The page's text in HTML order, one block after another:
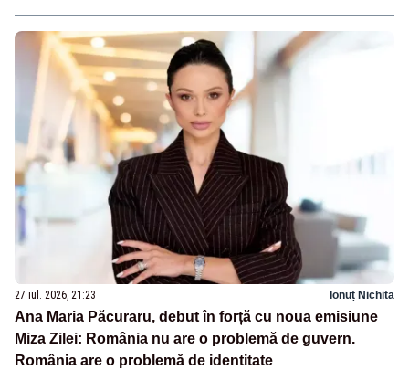
27 iul. 2026, 21:23 Ionuț Nichita
Ana Maria Păcuraru, debut în forță cu noua emisiune
Miza Zilei: România nu are o problemă de guvern.
România are o problemă de identitate